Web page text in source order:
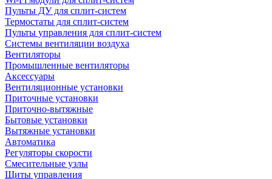
Пульты ДУ для сплит-систем
Термостаты для сплит-систем
Пульты управления для сплит-систем
Системы вентиляции воздуха
Вентиляторы
Промышленные вентиляторы
Аксессуары
Вентиляционные установки
Приточные установки
Приточно-вытяжные
Бытовые установки
Вытяжные установки
Автоматика
Регуляторы скорости
Смесительные узлы
Щиты управления